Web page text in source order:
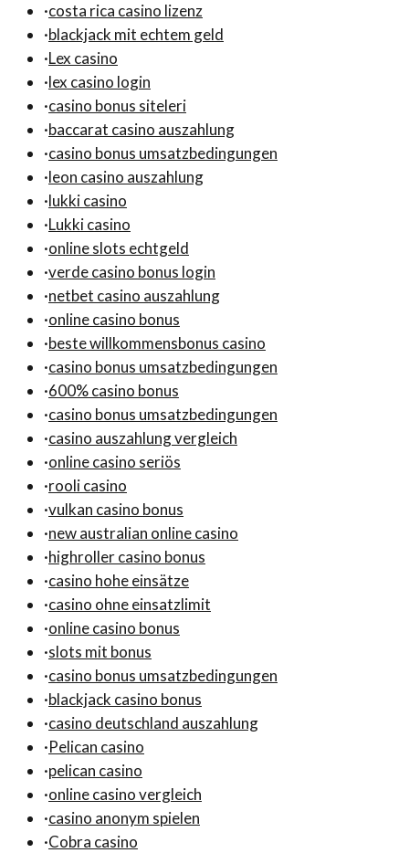
·costa rica casino lizenz
·blackjack mit echtem geld
·Lex casino
·lex casino login
·casino bonus siteleri
·baccarat casino auszahlung
·casino bonus umsatzbedingungen
·leon casino auszahlung
·lukki casino
·Lukki casino
·online slots echtgeld
·verde casino bonus login
·netbet casino auszahlung
·online casino bonus
·beste willkommensbonus casino
·casino bonus umsatzbedingungen
·600% casino bonus
·casino bonus umsatzbedingungen
·casino auszahlung vergleich
·online casino seriös
·rooli casino
·vulkan casino bonus
·new australian online casino
·highroller casino bonus
·casino hohe einsätze
·casino ohne einsatzlimit
·online casino bonus
·slots mit bonus
·casino bonus umsatzbedingungen
·blackjack casino bonus
·casino deutschland auszahlung
·Pelican casino
·pelican casino
·online casino vergleich
·casino anonym spielen
·Cobra casino